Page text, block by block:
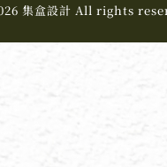
集盒設計 All rights